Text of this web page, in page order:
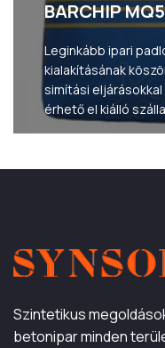
BARCHIP
Leginkább ipari
kialakításának
simítási
érhető el kiálló
Szintetikus
betonipar minden